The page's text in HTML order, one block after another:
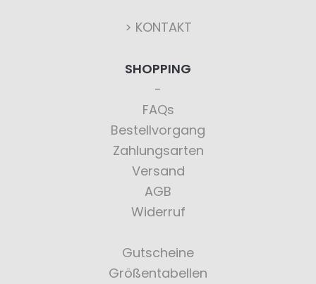
> KONTAKT
SHOPPING
FAQs
Bestellvorgang
Zahlungsarten
Versand
AGB
Widerruf
Gutscheine
Größentabellen